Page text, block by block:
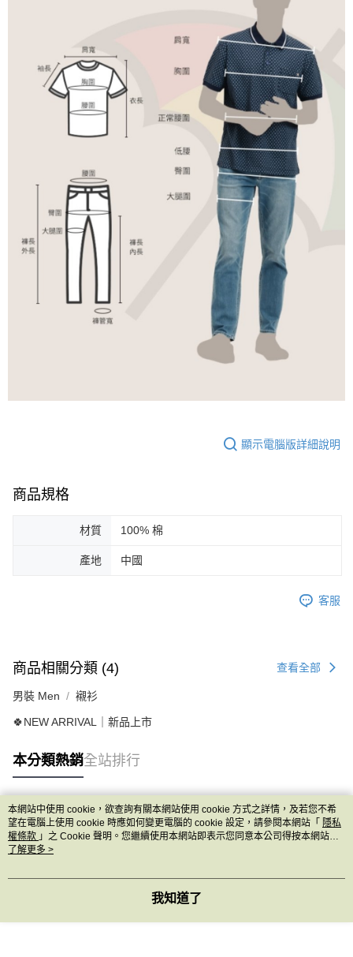
顯示電腦版詳細說明
商品規格
材質 100% 棉
產地 中國
客服
商品相關分類 (4) 查看全部
男裝 Men 襯衫
🍀NEW ARRIVAL｜新品上市
本分類熱銷全站排行
熱門標籤
本網站中使用 cookie，欲查詢有關本網站使用 cookie 方式之詳情，及若您不希
望在電腦上使用 cookie 時應如何變更電腦的 cookie 設定，請參閱本網站「 隱私
權條款 」之 Cookie 聲明。您繼續使用本網站即表示您同意本公司得按本網站使
用條款之 Cookie 聲明使用 cookie。
了解更多 >
我知道了